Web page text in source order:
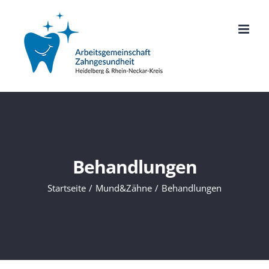
springen
Behandlungen
Startseite Mund&Zähne Behandlungen